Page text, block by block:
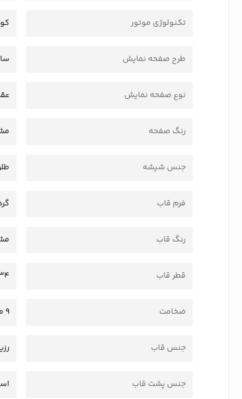
تکنولوژی موتور
طرح صفحه نمایش
نوع صفحه نمایش
رنگ صفحه
جنس شیشه
فرم قاب
رنگ قاب
قطر قاب 34 میلی
ضخامت 9 میلی متر
جنس قاب
جنس پشت قاب